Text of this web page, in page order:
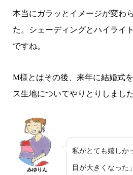
本当にガラッとイメージが変わ
た。シェーディングとハイライ
ですね。
M様とはその後、来年に結婚式
ス生地についてやりとりしました
みゆりん
私がとても嬉しか
目が大きくなった